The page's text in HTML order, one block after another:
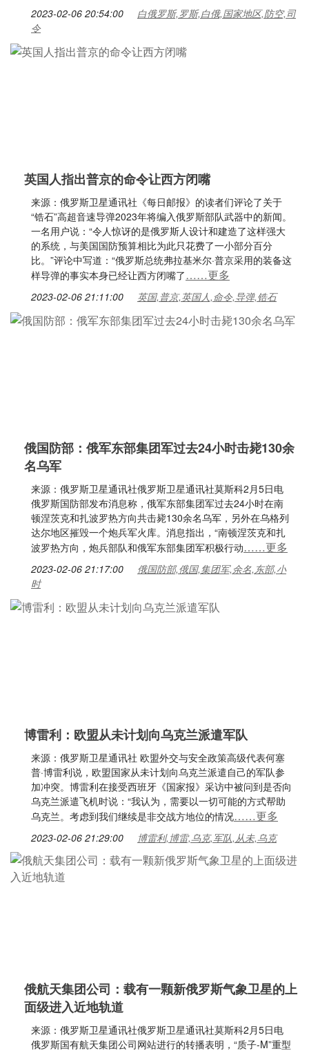
2023-02-06 20:54:00
白俄罗斯,罗斯,白俄,国家地区,防空,司
令
英国人指出普京的命令让西方闭嘴
来源：俄罗斯卫星通讯社《每日邮报》的读者们评论了关于
“锆石”高超音速导弹2023年将编入俄罗斯部队武器中的新闻。
一名用户说：“令人惊讶的是俄罗斯人设计和建造了这样强大
的系统，与美国国防预算相比为此只花费了一小部分百分
比。”评论中写道：“俄罗斯总统弗拉基米尔·普京采用的装备这
样导弹的事实本身已经让西方闭嘴了……更多
2023-02-06 21:11:00 英国,普京,英国人,命令,导弹,锆石
俄国防部：俄军东部集团军过去24小时击毙130余
名乌军
来源：俄罗斯卫星通讯社俄罗斯卫星通讯社莫斯科2月5日电
俄罗斯国防部发布消息称，俄军东部集团军过去24小时在南
顿涅茨克和扎波罗热方向共击毙130余名乌军，另外在乌格列
达尔地区摧毁一个炮兵军火库。消息指出，“南顿涅茨克和扎
波罗热方向，炮兵部队和俄军东部集团军积极行动……更多
2023-02-06 21:17:00
俄国防部,俄国,集团军,余名,东部,小
时
博雷利：欧盟从未计划向乌克兰派遣军队
来源：俄罗斯卫星通讯社 欧盟外交与安全政策高级代表何塞
普·博雷利说，欧盟国家从未计划向乌克兰派遣自己的军队参
加冲突。博雷利在接受西班牙《国家报》采访中被问到是否向
乌克兰派遣飞机时说：“我认为，需要以一切可能的方式帮助
乌克兰。考虑到我们继续是非交战方地位的情况……更多
2023-02-06 21:29:00 博雷利,博雷,乌克,军队,从未,乌克
俄航天集团公司：载有一颗新俄罗斯气象卫星的上
面级进入近地轨道
来源：俄罗斯卫星通讯社俄罗斯卫星通讯社莫斯科2月5日电
俄罗斯国有航天集团公司网站进行的转播表明，“质子-M”重型